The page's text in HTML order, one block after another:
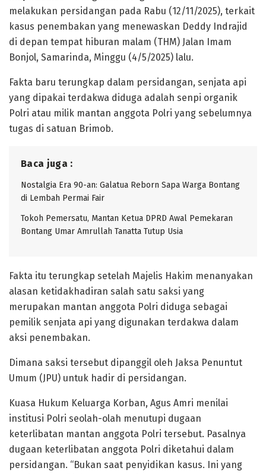
melakukan persidangan pada Rabu (12/11/2025), terkait
kasus penembakan yang menewaskan Deddy Indrajid
di depan tempat hiburan malam (THM) Jalan Imam
Bonjol, Samarinda, Minggu (4/5/2025) lalu.
Fakta baru terungkap dalam persidangan, senjata api
yang dipakai terdakwa diduga adalah senpi organik
Polri atau milik mantan anggota Polri yang sebelumnya
tugas di satuan Brimob.
Baca juga :
Nostalgia Era 90-an: Galatua Reborn Sapa Warga Bontang
di Lembah Permai Fair
Tokoh Pemersatu, Mantan Ketua DPRD Awal Pemekaran
Bontang Umar Amrullah Tanatta Tutup Usia
Fakta itu terungkap setelah Majelis Hakim menanyakan
alasan ketidakhadiran salah satu saksi yang
merupakan mantan anggota Polri diduga sebagai
pemilik senjata api yang digunakan terdakwa dalam
aksi penembakan.
Dimana saksi tersebut dipanggil oleh Jaksa Penuntut
Umum (JPU) untuk hadir di persidangan.
Kuasa Hukum Keluarga Korban, Agus Amri menilai
institusi Polri seolah-olah menutupi dugaan
keterlibatan mantan anggota Polri tersebut. Pasalnya
dugaan keterlibatan anggota Polri diketahui dalam
persidangan. “Bukan saat penyidikan kasus. Ini yang